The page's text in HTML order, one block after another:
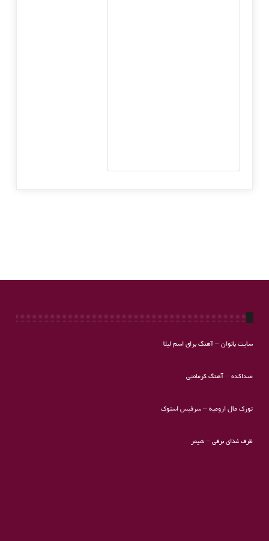
سایت بانوان– آهنگ برای اسم لیلا
صداکده– آهنگ کرمانجی
تورک مال ارومیه–سرفیس استوک
ظرف غذای برقی– شیمر